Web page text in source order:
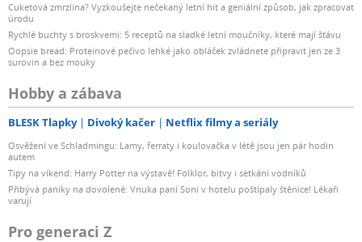
Cuketová zmrzlina? Vyzkoušejte nečekaný letní hit a geniální způsob, jak zpracovat
úrodu
Rychlé buchty s broskvemi: 5 receptů na sladké letní moučníky, které mají šťávu
Oopsie bread: Proteinové pečivo lehké jako obláček zvládnete připravit jen ze 3
surovin a bez mouky
Hobby a zábava
BLESK Tlapky Divoký kačer Netflix filmy a seriály
Osvěžení ve Schladmingu: Lamy, ferraty i koulovačka v létě jsou jen pár hodin
autem
Tipy na víkend: Harry Potter na výstavě! Folklor, bitvy i setkání vodníků
Přibývá paniky na dovolené: Vnuka paní Soni v hotelu poštípaly štěnice! Lékaři
varují
Pro generaci Z